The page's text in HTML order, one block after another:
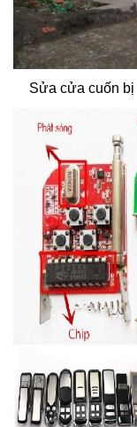
Sửa cửa cuốn